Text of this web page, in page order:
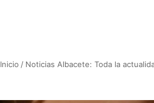
Inicio / Noticias Albacete: Toda la